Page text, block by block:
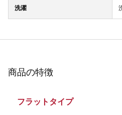
洗濯
商品の特徴
フラットタイプ